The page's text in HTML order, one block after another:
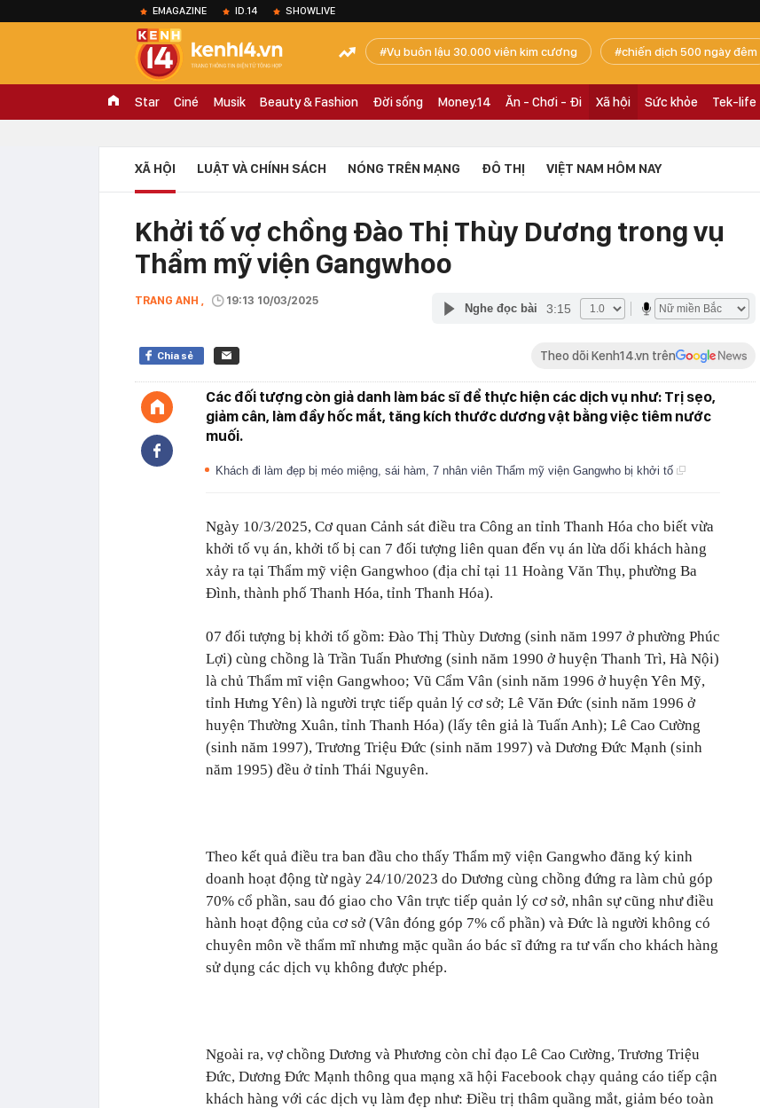
EMAGAZINE ID.14 SHOWLIVE
Vụ buôn lậu 30.000 viên kim cương chiến dịch 500 ngày đêm
Star Ciné Musik Beauty & Fashion Đời sống Money.14 Ăn - Chơi - Đi Xã hội Sức khỏe Tek-life
XÃ HỘI LUẬT VÀ CHÍNH SÁCH NÓNG TRÊN MẠNG ĐÔ THỊ VIỆT NAM HÔM NAY
Khởi tố vợ chồng Đào Thị Thùy Dương trong vụ
Thẩm mỹ viện Gangwhoo
TRANG ANH , 19:13 10/03/2025
Nghe đọc bài 3:15
Chia sẻ Theo dõi Kenh14.vn trên
Các đối tượng còn giả danh làm bác sĩ để thực hiện các dịch vụ như: Trị sẹo,
giảm cân, làm đầy hốc mắt, tăng kích thước dương vật bằng việc tiêm nước
muối.
Khách đi làm đẹp bị méo miệng, sái hàm, 7 nhân viên Thẩm mỹ viện Gangwho bị khởi tố
Ngày 10/3/2025, Cơ quan Cảnh sát điều tra Công an tỉnh Thanh Hóa cho biết vừa
khởi tố vụ án, khởi tố bị can 7 đối tượng liên quan đến vụ án lừa dối khách hàng
xảy ra tại Thẩm mỹ viện Gangwhoo (địa chỉ tại 11 Hoàng Văn Thụ, phường Ba
Đình, thành phố Thanh Hóa, tỉnh Thanh Hóa).
07 đối tượng bị khởi tố gồm: Đào Thị Thùy Dương (sinh năm 1997 ở phường Phúc
Lợi) cùng chồng là Trần Tuấn Phương (sinh năm 1990 ở huyện Thanh Trì, Hà Nội)
là chủ Thẩm mĩ viện Gangwhoo; Vũ Cẩm Vân (sinh năm 1996 ở huyện Yên Mỹ,
tỉnh Hưng Yên) là người trực tiếp quản lý cơ sở; Lê Văn Đức (sinh năm 1996 ở
huyện Thường Xuân, tỉnh Thanh Hóa) (lấy tên giả là Tuấn Anh); Lê Cao Cường
(sinh năm 1997), Trương Triệu Đức (sinh năm 1997) và Dương Đức Mạnh (sinh
năm 1995) đều ở tỉnh Thái Nguyên.
Theo kết quả điều tra ban đầu cho thấy Thẩm mỹ viện Gangwho đăng ký kinh
doanh hoạt động từ ngày 24/10/2023 do Dương cùng chồng đứng ra làm chủ góp
70% cổ phần, sau đó giao cho Vân trực tiếp quản lý cơ sở, nhân sự cũng như điều
hành hoạt động của cơ sở (Vân đóng góp 7% cổ phần) và Đức là người không có
chuyên môn về thẩm mĩ nhưng mặc quần áo bác sĩ đứng ra tư vấn cho khách hàng
sử dụng các dịch vụ không được phép.
Ngoài ra, vợ chồng Dương và Phương còn chỉ đạo Lê Cao Cường, Trương Triệu
Đức, Dương Đức Mạnh thông qua mạng xã hội Facebook chạy quảng cáo tiếp cận
khách hàng với các dịch vụ làm đẹp như: Điều trị thâm quầng mắt, giảm béo toàn